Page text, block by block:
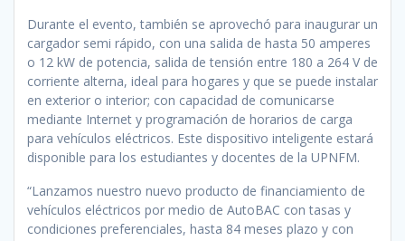
Durante el evento, también se aprovechó para inaugurar un
cargador semi rápido, con una salida de hasta 50 amperes
o 12 kW de potencia, salida de tensión entre 180 a 264 V de
corriente alterna, ideal para hogares y que se puede instalar
en exterior o interior; con capacidad de comunicarse
mediante Internet y programación de horarios de carga
para vehículos eléctricos. Este dispositivo inteligente estará
disponible para los estudiantes y docentes de la UPNFM.
“Lanzamos nuestro nuevo producto de financiamiento de
vehículos eléctricos por medio de AutoBAC con tasas y
condiciones preferenciales, hasta 84 meses plazo y con